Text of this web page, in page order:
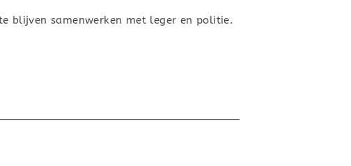
blijven samenwerken met leger en politie.